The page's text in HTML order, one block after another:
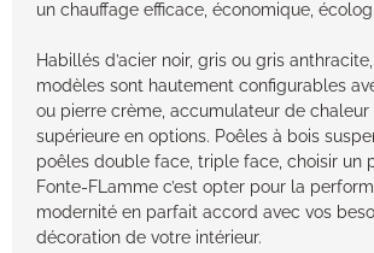
un chauffage efficace, économique,
Habillés d’acier noir, gris ou gris
modèles sont hautement configurables
ou pierre crème, accumulateur de
supérieure en options. Poêles à bois
poêles double face, triple face, choisir un
Fonte-FLamme c’est opter pour la
modernité en parfait accord avec vos
décoration de votre intérieur.